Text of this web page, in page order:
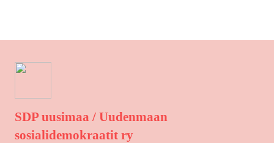
SDP uusimaa / Uudenmaan
sosialidemokraatit ry